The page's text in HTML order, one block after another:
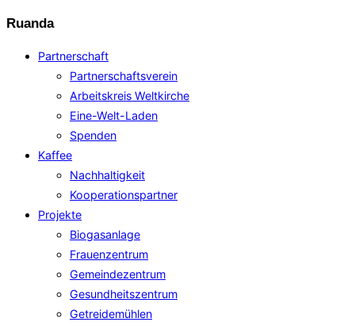
Ruanda
Partnerschaft
Partnerschaftsverein
Arbeitskreis Weltkirche
Eine-Welt-Laden
Spenden
Kaffee
Nachhaltigkeit
Kooperationspartner
Projekte
Biogasanlage
Frauenzentrum
Gemeindezentrum
Gesundheitszentrum
Getreidemühlen